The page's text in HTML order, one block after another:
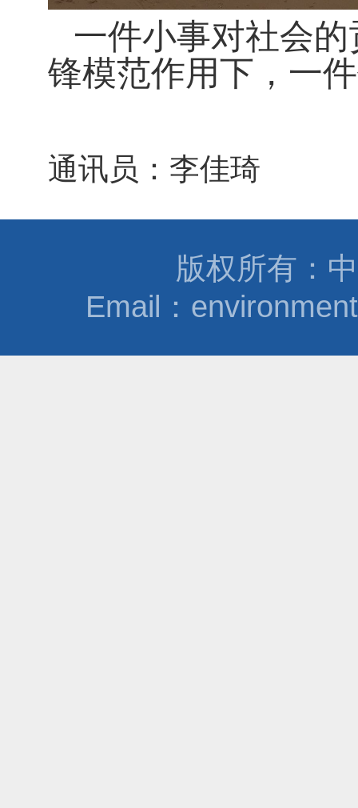
一件小事对社会
锋模范作用下，一
通讯员：李佳琦
版权所有：
Email：